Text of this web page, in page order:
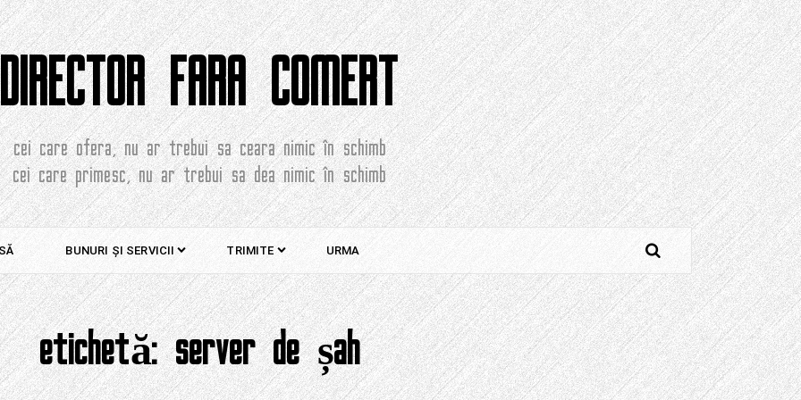
DIRECTOR FARA COMERT
cei care ofera, nu ar trebui sa ceara nimic în schimb
cei care primesc, nu ar trebui sa dea nimic în schimb
BUNURI ȘI SERVICII TRIMITE URMA
etichetă:server de șah